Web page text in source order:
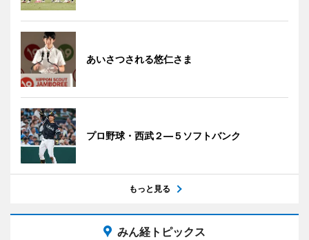
あいさつされる悠仁さま
プロ野球・西武２―５ソフトバンク
もっと見る
みん経トピックス